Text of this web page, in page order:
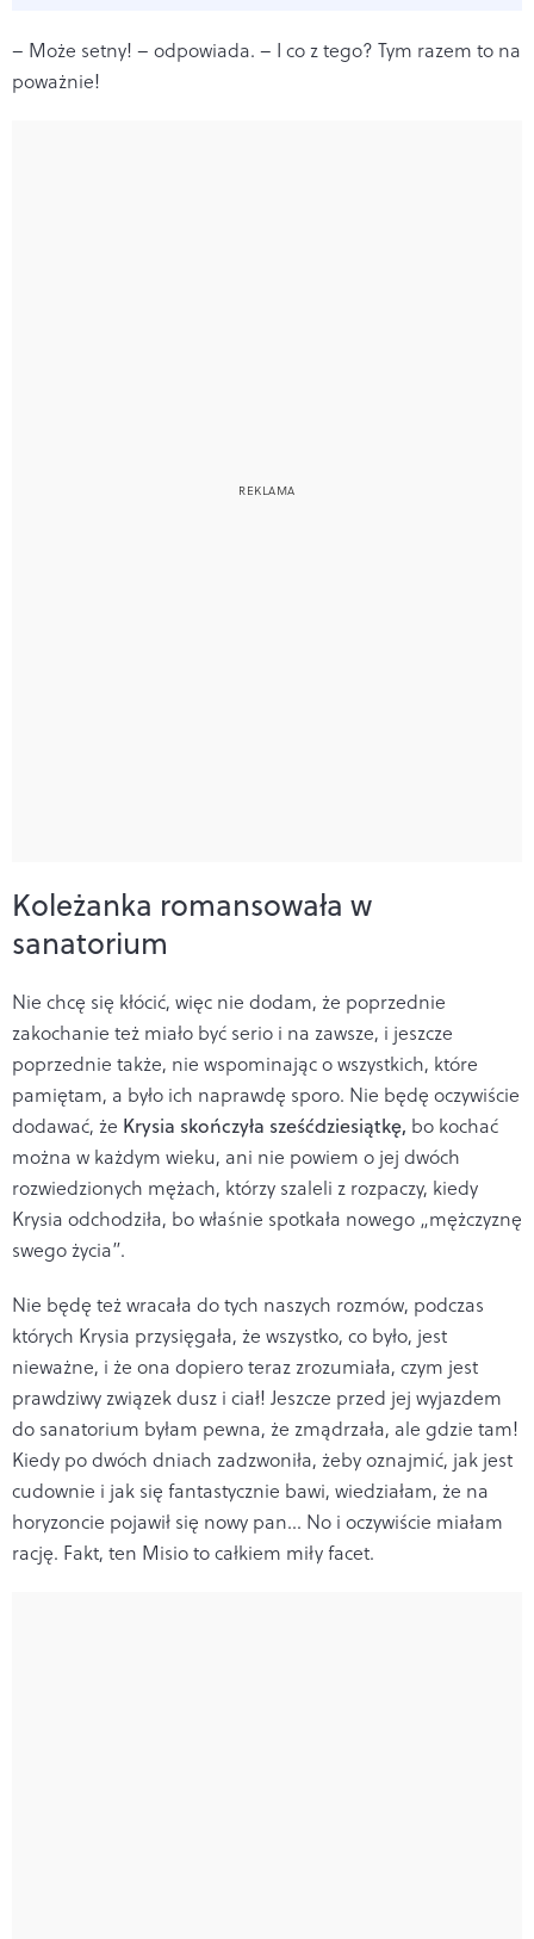
– Może setny! – odpowiada. – I co z tego? Tym razem to na
poważnie!
Koleżanka romansowała w
sanatorium
Nie chcę się kłócić, więc nie dodam, że poprzednie
zakochanie też miało być serio i na zawsze, i jeszcze
poprzednie także, nie wspominając o wszystkich, które
pamiętam, a było ich naprawdę sporo. Nie będę oczywiście
dodawać, że Krysia skończyła sześćdziesiątkę, bo kochać
można w każdym wieku, ani nie powiem o jej dwóch
rozwiedzionych mężach, którzy szaleli z rozpaczy, kiedy
Krysia odchodziła, bo właśnie spotkała nowego „mężczyznę
swego życia”.
Nie będę też wracała do tych naszych rozmów, podczas
których Krysia przysięgała, że wszystko, co było, jest
nieważne, i że ona dopiero teraz zrozumiała, czym jest
prawdziwy związek dusz i ciał! Jeszcze przed jej wyjazdem
do sanatorium byłam pewna, że zmądrzała, ale gdzie tam!
Kiedy po dwóch dniach zadzwoniła, żeby oznajmić, jak jest
cudownie i jak się fantastycznie bawi, wiedziałam, że na
horyzoncie pojawił się nowy pan… No i oczywiście miałam
rację. Fakt, ten Misio to całkiem miły facet.